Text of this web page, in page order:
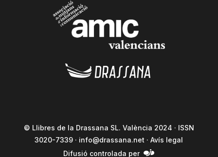
© Llibres de la Drassana SL. València 2024 · ISSN
3020-7339 · info@drassana.net ·Avís legal
Difusió controlada per